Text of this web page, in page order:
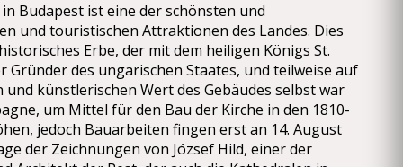
Budapest ist eine der schönsten und
und touristischen Attraktionen des Landes. Dies
Erbe, der mit dem heiligen Königs St.
Gründer des ungarischen Staates, und teilweise auf
künstlerischen Wert des Gebäudes selbst war
um Mittel für den Bau der Kirche in den 1810-
jedoch Bauarbeiten fingen erst an 14. August
der Zeichnungen von József Hild, einer der